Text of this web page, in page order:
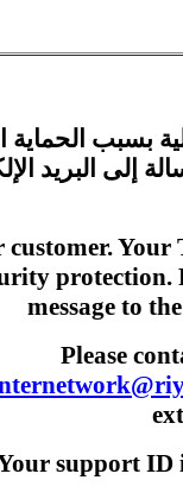
بسبب الحماية
إلى البريد
customer. Your
protection.
message to
Please
support ID